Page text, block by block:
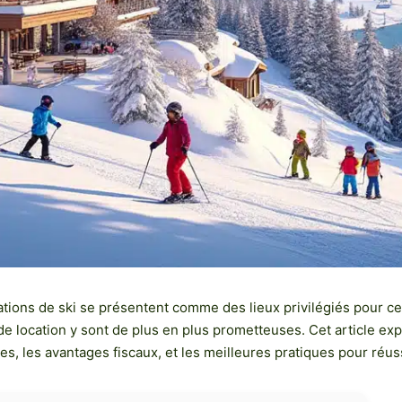
de ski se présentent comme des lieux privilégiés pour
location y sont de plus en plus prometteuses. Cet article
les avantages fiscaux, et les meilleures pratiques pour